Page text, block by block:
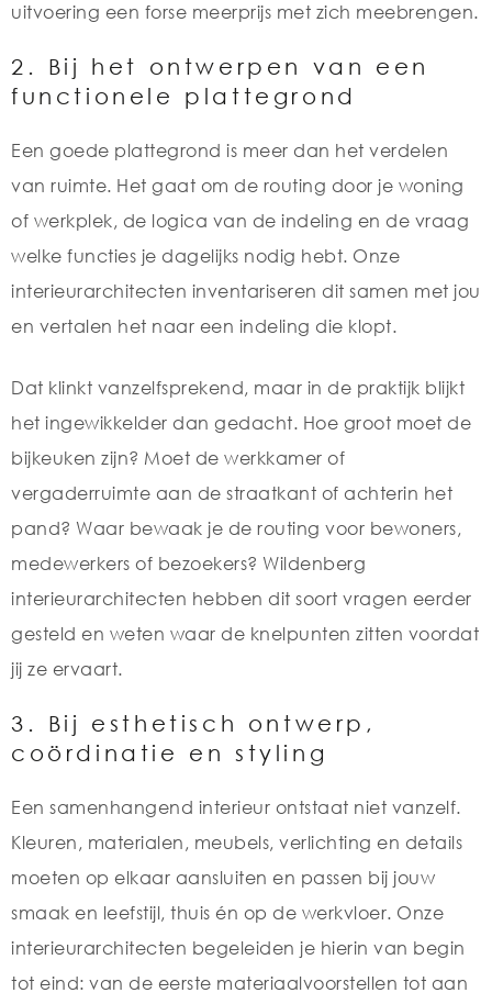
uitvoering een forse meerprijs met zich meebrengen.
2. Bij het ontwerpen van een
functionele plattegrond
Een goede plattegrond is meer dan het verdelen
van ruimte. Het gaat om de routing door je woning
of werkplek, de logica van de indeling en de vraag
welke functies je dagelijks nodig hebt. Onze
interieurarchitecten inventariseren dit samen met jou
en vertalen het naar een indeling die klopt.
Dat klinkt vanzelfsprekend, maar in de praktijk blijkt
het ingewikkelder dan gedacht. Hoe groot moet de
bijkeuken zijn? Moet de werkkamer of
vergaderruimte aan de straatkant of achterin het
pand? Waar bewaak je de routing voor bewoners,
medewerkers of bezoekers? Wildenberg
interieurarchitecten hebben dit soort vragen eerder
gesteld en weten waar de knelpunten zitten voordat
jij ze ervaart.
3. Bij esthetisch ontwerp,
coördinatie en styling
Een samenhangend interieur ontstaat niet vanzelf.
Kleuren, materialen, meubels, verlichting en details
moeten op elkaar aansluiten en passen bij jouw
smaak en leefstijl, thuis én op de werkvloer. Onze
interieurarchitecten begeleiden je hierin van begin
tot eind: van de eerste materiaalvoorstellen tot aan